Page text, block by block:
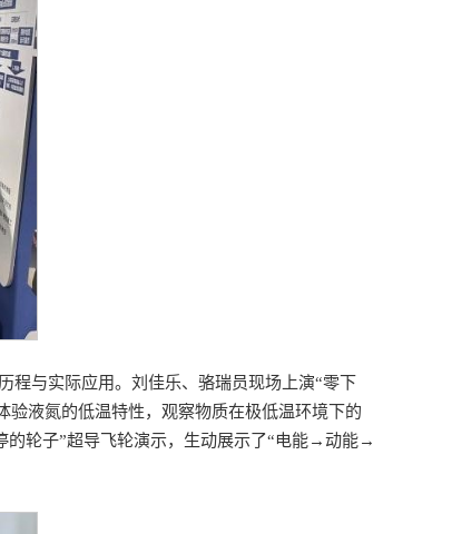
程与实际应用。刘佳乐、骆瑞员现场上演“零下
验液氮的低温特性，观察物质在极低温环境下的
的轮子”超导飞轮演示，生动展示了“电能→动能→